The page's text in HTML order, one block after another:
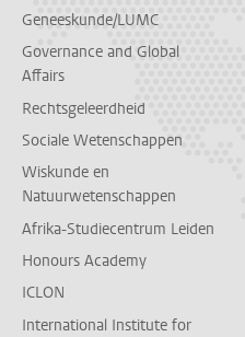
Geneeskunde/LUMC
Governance and Global
Affairs
Rechtsgeleerdheid
Sociale Wetenschappen
Wiskunde en
Natuurwetenschappen
Afrika-Studiecentrum Leiden
Honours Academy
ICLON
International Institute for